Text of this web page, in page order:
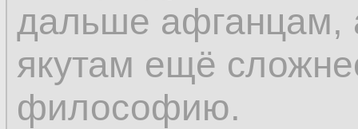
дальше афганцам,
якутам ещё
философию.